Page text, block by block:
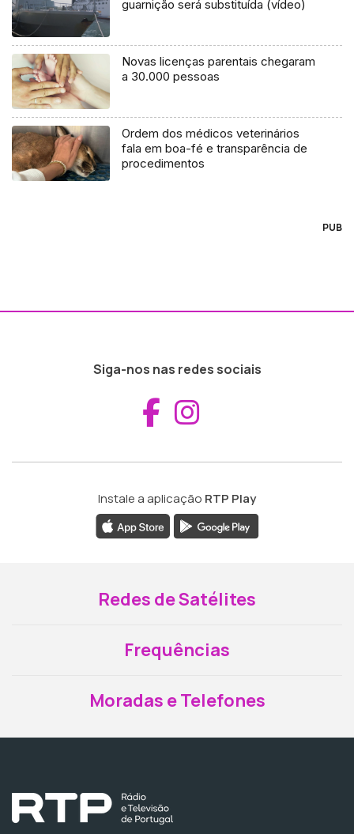
guarnição será substituída (vídeo)
Novas licenças parentais chegaram
a 30.000 pessoas
Ordem dos médicos veterinários
fala em boa-fé e transparência de
procedimentos
PUB
Siga-nos nas redes sociais
Aceder ao
Instale a aplicação RTP Play
Redes de Satélites
Frequências
Moradas e Telefones